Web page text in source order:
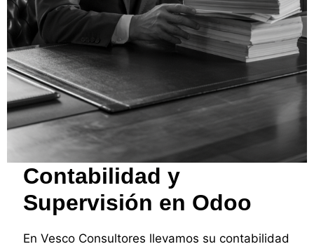
Contabilidad y
Supervisión en Odoo
En Vesco Consultores llevamos su contabilidad